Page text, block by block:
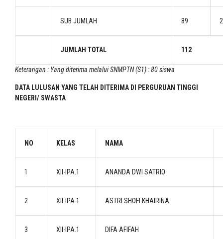
SUB JUMLAH 89 2
JUMLAH TOTAL 112
Keterangan : Yang diterima melalui SNMPTN (S1) : 80 siswa
DATA LULUSAN YANG TELAH DITERIMA DI PERGURUAN TINGGI
NEGERI/ SWASTA
NO KELAS NAMA
1 XII-IPA.1 ANANDA DWI SATRIO
2 XII-IPA.1 ASTRI SHOFI KHAIRINA
3 XII-IPA.1 DIFA AFIFAH